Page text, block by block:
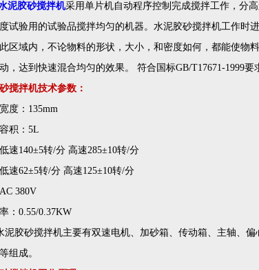
泥胶砂搅拌机采用单片机自动程序控制完成搅拌工作，分
试验用的试验品搅拌均匀的机器。水泥胶砂搅拌机工作时
区域内，不论物料的形状，大小，和密度如何，都能使物
，达到快速混合均匀的效果。 符合国标GB/T17671-1999要
搅拌机技术参数：
度：135mm
积：5L
速140±5转/分 高速285±10转/分
速62±5转/分 高速125±10转/分
380V
：0.55/0.37KW
泥胶砂搅拌机主要有双速电机、加砂箱、传动箱、主轴、
组成。